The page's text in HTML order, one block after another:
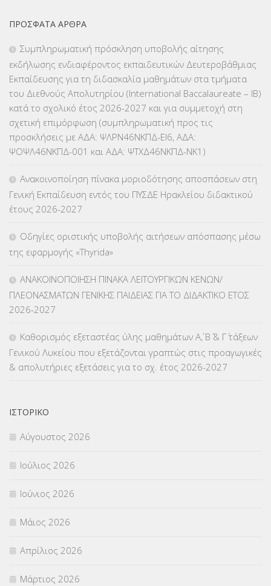
ΕΠΙΜΟΡΦΩΣΗ Τ.Π.Ε.(10)
ΕΥΡΩΠΑΪΚΑ ΠΡΟΓΡΑΜΜΑΤΑ(230)
ΚΕΣΥ (60)
ΚΕΣΥΠ(109)
ΚΠγ – ΚΡΑΤΙΚΟ ΠΙΣΤΟΠΟΙΗΤΙΚΟ ΓΛΩΣΣΟΜΑΘΕΙΑΣ(135)
ΚΠπ- ΚΡΑΤΙΚΟ ΠΙΣΤΟΠΟΙΗΤΙΚΟ ΠΛΗΡΟΦΟΡΙΚΗΣ
ΛΟΙΠΑ(309)
ΜΕΤΑΘΕΣΕΙΣ-ΤΟΠΟΘΕΤΗΣΕΙΣ ΒΕΛΤΙΩΣΕΙΣ(319)
ΜΕΤΑΦΟΡΑ ΜΑΘΗΤΩΝ(3)
ΟΙΚΟΝΟΜΙΚΑ ΘΕΜΑΤΑ
Π.Ε.Κ. ΗΡΑΚΛΕΙΟΥ
ΠΑΝΕΛΛΑΔΙΚΕΣ ΕΞΕΤΑΣΕΙΣ
ΠΡΟΚΗΡΥΞΕΙΣ
ΣΕΜΙΝΑΡΙΑ – ΗΜΕΡΙΔΕΣ
ΣΕΠ(50)
ΣΤΕΛΕΧΗ (360)
ΠΡΌΣΦΑΤΑ ΆΡΘΡΑ
Συμπληρωματική πρόσκληση υποβολής αίτησης
εκδήλωσης ενδιαφέροντος εκπαιδευτικών Δευτεροβάθμιας
Εκπαίδευσης για τη διδασκαλία μαθημάτων στα τμήματα
του Διεθνούς Απολυτηρίου (International Baccalaureate – IB)
κατά το σχολικό έτος 2026-2027 και για συμμετοχή στη
σχετική επιμόρφωση (συμπληρωματική προς τις
προσκλήσεις με ΑΔΑ: ΨΛΡΝ46ΝΚΠΔ-ΕΙ6, ΑΔΑ:
ΨΟΨΛ46ΝΚΠΔ-001 και ΑΔΑ: ΨΤΧΔ46ΝΚΠΔ-ΝΚ1)
Ανακοινοποίηση πίνακα μοριοδότησης αποσπάσεων στη
Γενική Εκπαίδευση εντός του ΠΥΣΔΕ Ηρακλείου διδακτικού
έτους 2026-2027
Οδηγίες οριστικής υποβολής αιτήσεων απόσπασης μέσω
της εφαρμογής «Thyrida»
ΑΝΑΚΟΙΝΟΠΟΙΗΣΗ ΠΙΝΑΚΑ ΛΕΙΤΟΥΡΓΙΚΩΝ ΚΕΝΩΝ/
ΠΛΕΟΝΑΣΜΑΤΩΝ ΓΕΝΙΚΗΣ ΠΑΙΔΕΙΑΣ ΓΙΑ ΤΟ ΔΙΔΑΚΤΙΚΟ ΕΤΟΣ
2026-2027
Καθορισμός εξεταστέας ύλης μαθημάτων Α΄, Β΄ & Γ΄ τάξεων
Γενικού Λυκείου που εξετάζονται γραπτώς στις προαγωγικές
& απολυτήριες εξετάσεις για το σχ. έτος 2026-2027
ΙΣΤΟΡΙΚΌ
Αύγουστος 2026
Ιούλιος 2026
Ιούνιος 2026
Μάιος 2026
Απρίλιος 2026
Μάρτιος 2026